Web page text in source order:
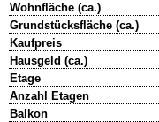
Wohnfläche (ca.)
Grundstücksfläche (ca.)
Kaufpreis
Hausgeld (ca.)
Etage
Anzahl Etagen
Balkon